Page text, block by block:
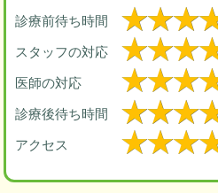
診療前待ち時間
スタッフの対応
医師の対応
診療後待ち時間
アクセス